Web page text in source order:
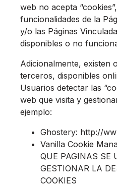
web no acepta
funcionalidades de la
y/o las Páginas
disponibles o no
Adicionalmente, existen
terceros, disponibles
Usuarios detectar las
web que visita y
ejemplo:
Ghostery: http://
Vanilla Cookie
QUE PAGINAS SE
GESTIONAR LA
COOKIES